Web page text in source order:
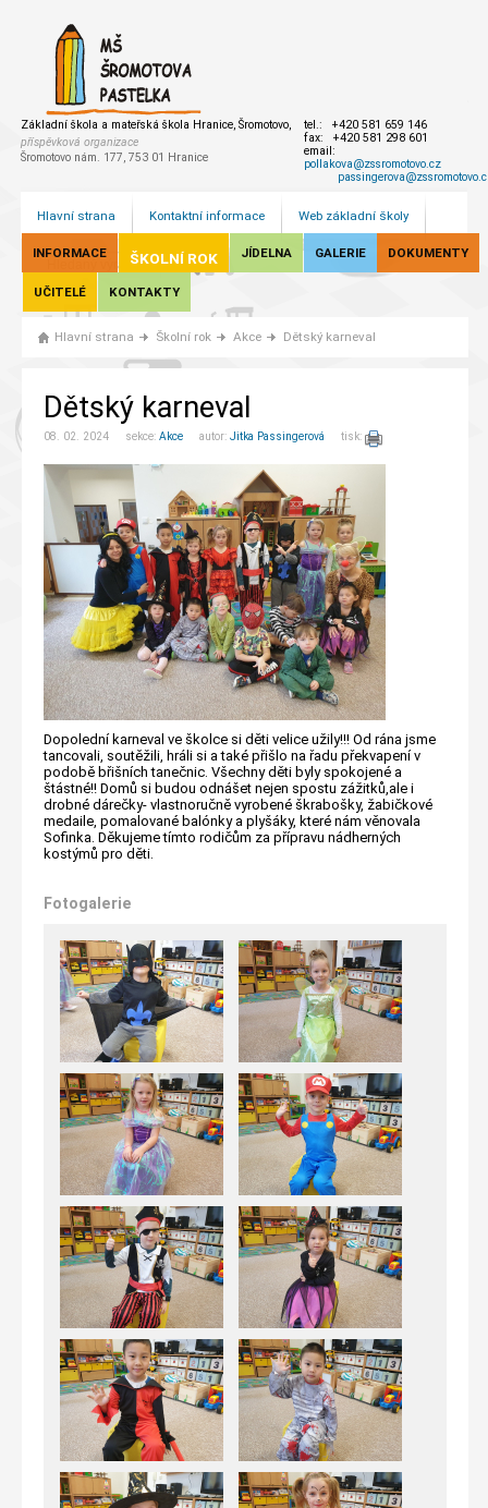
Základní škola a mateřská škola Hranice, Šromotovo,
příspěvková organizace
Šromotovo nám. 177, 753 01 Hranice
tel.: +420 581 659 146
fax: +420 581 298 601
email:
pollakova@zssromotovo.cz
Hlavní strana Kontaktní informace Web základní školy
INFORMACE ŠKOLNÍ ROK JÍDELNA GALERIE DOKUMENTY
UČITELÉ KONTAKTY
Hlavní strana Školní rok Akce Dětský karneval
Dětský karneval
08. 02. 2024 sekce: Akce autor: Jitka Passingerová tisk:
Dopolední karneval ve školce si děti velice užily!!! Od rána jsme
tancovali, soutěžili, hráli si a také přišlo na řadu překvapení v
podobě břišních tanečnic. Všechny děti byly spokojené a
štástné!! Domů si budou odnášet nejen spostu zážitků,ale i
drobné dárečky- vlastnoručně vyrobené škrabošky, žabičkové
medaile, pomalované balónky a plyšáky, které nám věnovala
Sofinka. Děkujeme tímto rodičům za přípravu nádherných
kostýmů pro děti.
Fotogalerie